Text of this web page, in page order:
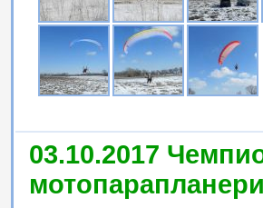
03.10.2017